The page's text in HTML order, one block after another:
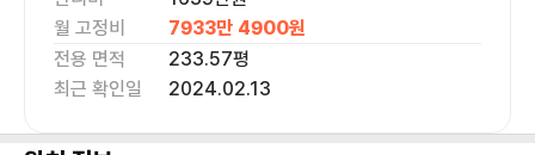
월 고정비
7933만 4900원
전용 면적
233.57평
최근 확인일
2024.02.13